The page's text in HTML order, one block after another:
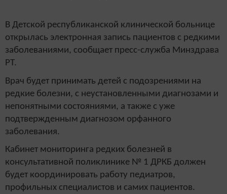
В Детской республиканской клинической больнице
открылась электронная запись пациентов с редкими
заболеваниями, сообщает пресс-служба Минздрава
РТ.
Врач будет принимать детей с подозрениями на
редкие болезни, с неустановленными диагнозами и
непонятными состояниями, а также с уже
подтвержденным диагнозом орфанного
заболевания.
Кабинет мониторинга редких болезней в
консультативной поликлинике № 1 ДРКБ должен
будет координировать работу педиатров,
профильных специалистов и самих пациентов.